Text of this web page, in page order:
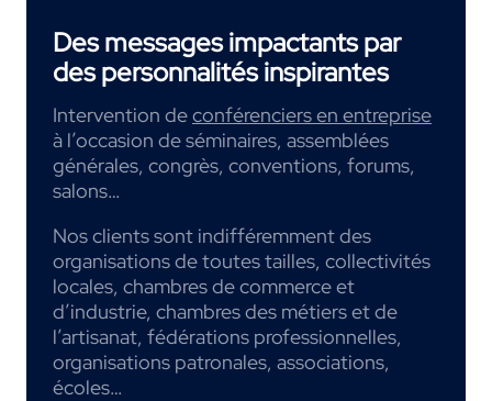
Des messages impactants par
des personnalités inspirantes
Intervention deconférenciers en entreprise
à l’occasion de séminaires, assemblées
générales, congrès, conventions, forums,
salons…
Nos clients sont indifféremment des
organisations de toutes tailles, collectivités
locales, chambres de commerce et
d’industrie, chambres des métiers et de
l’artisanat, fédérations professionnelles,
organisations patronales, associations,
écoles…